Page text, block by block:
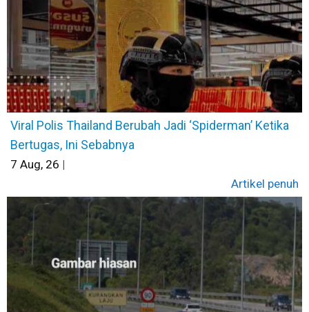
Viral Polis Thailand Berubah Jadi ‘Spiderman’ Ketika
Bertugas, Ini Sebabnya
7 Aug, 26 |
Artikel penuh